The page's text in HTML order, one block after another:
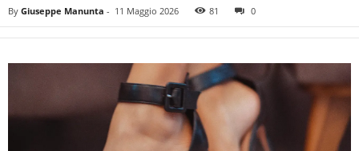
By Giuseppe Manunta - 11 Maggio 2026 81 0